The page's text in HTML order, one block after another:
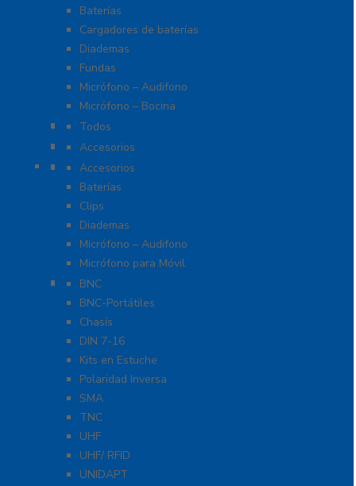
Baterías
Cargadores de baterías
Diademas
Fundas
Micrófono – Audifono
Micrófono – Bocina
Radios Amateur
Todos
Accesorios para Otras Marcas
Accesorios
Accesorios Para Motorola
Accesorios
Baterías
Clips
Diademas
Micrófono – Audifono
Micrófono para Móvil
Adaptadores
BNC
BNC-Portátiles
Chasís
DIN 7-16
Kits en Estuche
Polaridad Inversa
SMA
TNC
UHF
UHF/ RFID
UNIDAPT